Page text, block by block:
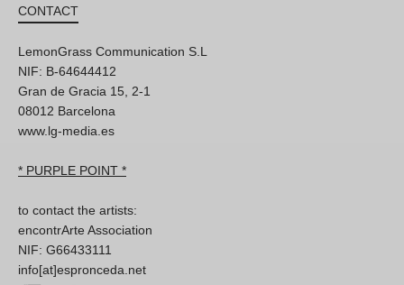
CONTACT
LemonGrass Communication S.L
NIF: B-64644412
Gran de Gracia 15, 2-1
08012 Barcelona
www.lg-media.es
* PURPLE POINT *
to contact the artists:
encontrArte Association
NIF: G66433111
info[at]espronceda.net